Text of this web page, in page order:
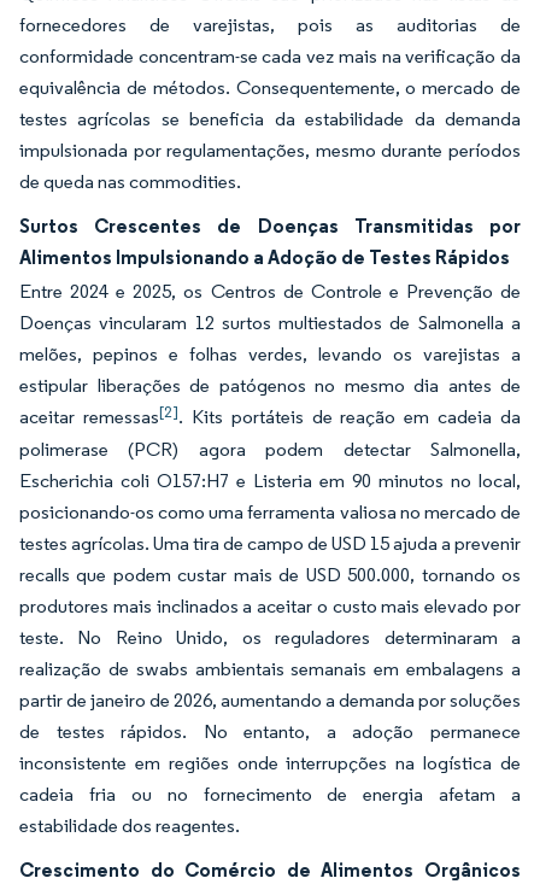
fornecedores de varejistas, pois as auditorias de
conformidade concentram-se cada vez mais na verificação da
equivalência de métodos. Consequentemente, o mercado de
testes agrícolas se beneficia da estabilidade da demanda
impulsionada por regulamentações, mesmo durante períodos
de queda nas commodities.
Surtos Crescentes de Doenças Transmitidas por
Alimentos Impulsionando a Adoção de Testes Rápidos
Entre 2024 e 2025, os Centros de Controle e Prevenção de
Doenças vincularam 12 surtos multiestados de Salmonella a
melões, pepinos e folhas verdes, levando os varejistas a
estipular liberações de patógenos no mesmo dia antes de
aceitar remessas[2]. Kits portáteis de reação em cadeia da
polimerase (PCR) agora podem detectar Salmonella,
Escherichia coli O157:H7 e Listeria em 90 minutos no local,
posicionando-os como uma ferramenta valiosa no mercado de
testes agrícolas. Uma tira de campo de USD 15 ajuda a prevenir
recalls que podem custar mais de USD 500.000, tornando os
produtores mais inclinados a aceitar o custo mais elevado por
teste. No Reino Unido, os reguladores determinaram a
realização de swabs ambientais semanais em embalagens a
partir de janeiro de 2026, aumentando a demanda por soluções
de testes rápidos. No entanto, a adoção permanece
inconsistente em regiões onde interrupções na logística de
cadeia fria ou no fornecimento de energia afetam a
estabilidade dos reagentes.
Crescimento do Comércio de Alimentos Orgânicos